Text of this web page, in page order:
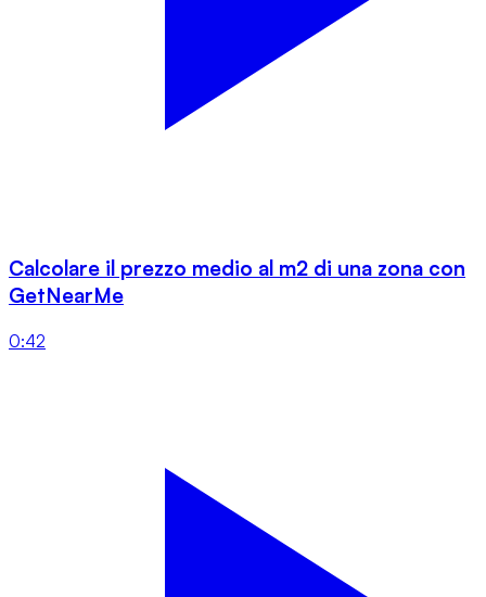
Calcolare il prezzo medio al m2 di una zona con
GetNearMe
0:42